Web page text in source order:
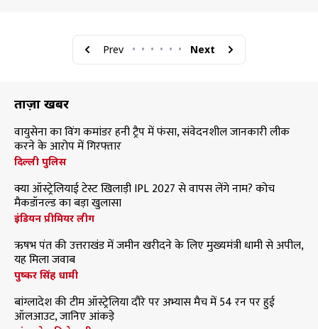
Prev • • • • • • Next
ताज़ा खबरें
वायुसेना का विंग कमांडर हनी ट्रैप में फंसा, संवेदनशील जानकारी लीक
करने के आरोप में गिरफ्तार
दिल्ली पुलिस
क्या ऑस्ट्रेलियाई टेस्ट खिलाड़ी IPL 2027 से वापस लेंगे नाम? कोच
मैकडॉनल्ड का बड़ा खुलासा
इंडियन प्रीमियर लीग
ऋषभ पंत की उत्तराखंड में जमीन खरीदने के लिए मुख्यमंत्री धामी से अपील,
यह मिला जवाब
पुष्कर सिंह धामी
बांग्लादेश की टीम ऑस्ट्रेलिया दौरे पर अभ्यास मैच में 54 रन पर हुई
ऑलआउट, जानिए आंकड़े